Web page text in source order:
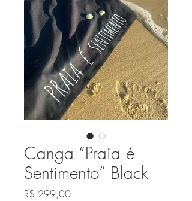
Canga “Praia é
Sentimento” Black
R$ 299,00Preço